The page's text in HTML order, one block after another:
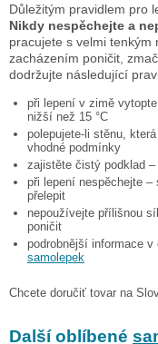
Důležitým pravidlem pro
Nikdy nespěchejte a
pracujete s velmi tenkým
zacházením poničit,
dodržujte následující
při lepení v zimě
nižší než 15 °C
polepujete-li stěnu,
vhodné podmínky
zajistěte čistý podklad
při lepení nespěchejte –
přelepit
nepoužívejte přílišnou
poničit
podrobnější informace v
samolepek
Chcete doručiť tovar na
Další oblíbené